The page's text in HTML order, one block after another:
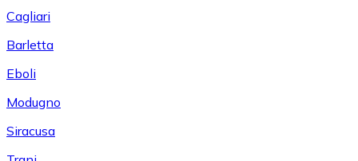
Cagliari
Barletta
Eboli
Modugno
Siracusa